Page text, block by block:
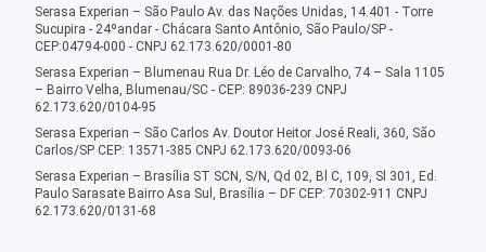
Serasa Experian – São Paulo Av. das Nações Unidas, 14.401 - Torre
Sucupira - 24ºandar - Chácara Santo Antônio, São Paulo/SP -
CEP:04794-000 - CNPJ 62.173.620/0001-80
Serasa Experian – Blumenau Rua Dr. Léo de Carvalho, 74 – Sala 1105
– Bairro Velha, Blumenau/SC - CEP: 89036-239 CNPJ
62.173.620/0104-95
Serasa Experian – São Carlos Av. Doutor Heitor José Reali, 360, São
Carlos/SP CEP: 13571-385 CNPJ 62.173.620/0093-06
Serasa Experian – Brasília ST SCN, S/N, Qd 02, Bl C, 109, Sl 301, Ed.
Paulo Sarasate Bairro Asa Sul, Brasília – DF CEP: 70302-911 CNPJ
62.173.620/0131-68